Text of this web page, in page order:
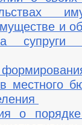
и
местного
о